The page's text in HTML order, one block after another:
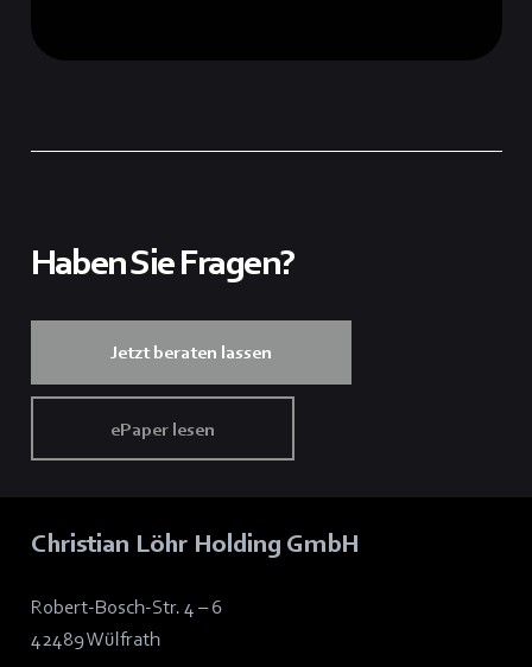
Haben Sie Fragen?
Jetzt beraten lassen
ePaper lesen
Christian Löhr Holding GmbH
Robert-Bosch-Str. 4 – 6
42489 Wülfrath